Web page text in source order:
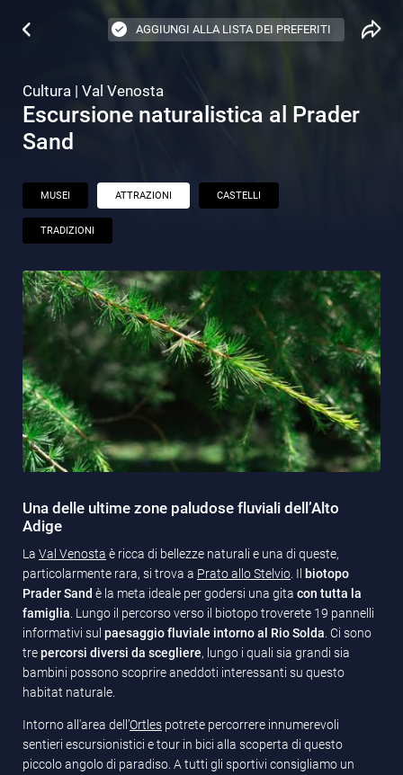
AGGIUNGI ALLA LISTA DEI PREFERITI
Cultura | Val Venosta
Escursione naturalistica al Prader
Sand
MUSEI ATTRAZIONI CASTELLI
TRADIZIONI
Una delle ultime zone paludose fluviali dell’Alto
Adige
La Val Venosta è ricca di bellezze naturali e una di queste,
particolarmente rara, si trova a Prato allo Stelvio . Il biotopo
Prader Sand è la meta ideale per godersi una gita con tutta la
famiglia . Lungo il percorso verso il biotopo troverete 19 pannelli
informativi sul paesaggio fluviale intorno al Rio Solda . Ci sono
trepercorsi diversi da scegliere, lungo i quali sia grandi sia
bambini possono scoprire aneddoti interessanti su questo
habitat naturale.
Intorno all'area dell’Ortles potrete percorrere innumerevoli
sentieri escursionistici e tour in bici alla scoperta di questo
piccolo angolo di paradiso. A tutti gli sportivi consigliamo un